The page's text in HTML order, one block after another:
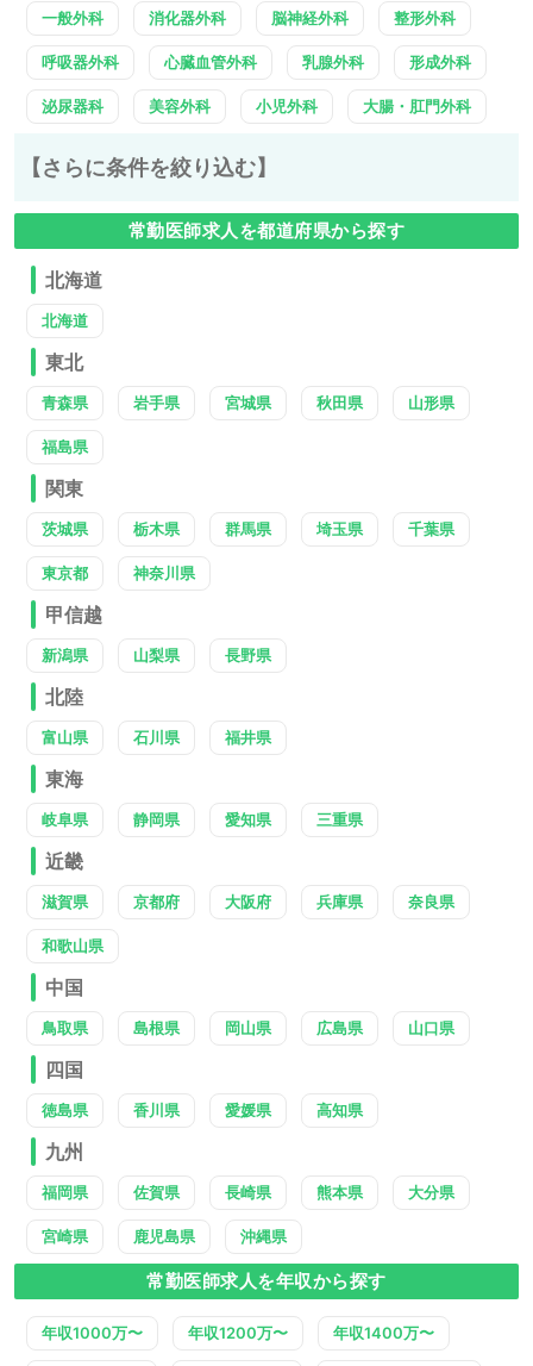
一般外科 消化器外科 脳神経外科 整形外科
呼吸器外科 心臓血管外科 乳腺外科 形成外科
泌尿器科 美容外科 小児外科 大腸・肛門外科
【さらに条件を絞り込む】
常勤医師求人を都道府県から探す
北海道
北海道
東北
青森県 岩手県 宮城県 秋田県 山形県
福島県
関東
茨城県 栃木県 群馬県 埼玉県 千葉県
東京都 神奈川県
甲信越
新潟県 山梨県 長野県
北陸
富山県 石川県 福井県
東海
岐阜県 静岡県 愛知県 三重県
近畿
滋賀県 京都府 大阪府 兵庫県 奈良県
和歌山県
中国
鳥取県 島根県 岡山県 広島県 山口県
四国
徳島県 香川県 愛媛県 高知県
九州
福岡県 佐賀県 長崎県 熊本県 大分県
宮崎県 鹿児島県 沖縄県
常勤医師求人を年収から探す
年収1000万〜 年収1200万〜 年収1400万〜